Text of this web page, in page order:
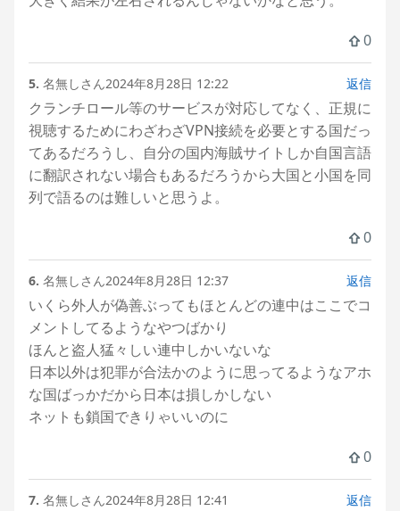
0
5. 名無しさん2024年8月28日 12:22 返信
クランチロール等のサービスが対応してなく、正規に
視聴するためにわざわざVPN接続を必要とする国だっ
てあるだろうし、自分の国内海賊サイトしか自国言語
に翻訳されない場合もあるだろうから大国と小国を同
列で語るのは難しいと思うよ。
0
6. 名無しさん2024年8月28日 12:37 返信
いくら外人が偽善ぶってもほとんどの連中はここでコ
メントしてるようなやつばかり
ほんと盗人猛々しい連中しかいないな
日本以外は犯罪が合法かのように思ってるようなアホ
な国ばっかだから日本は損しかしない
ネットも鎖国できりゃいいのに
0
7. 名無しさん2024年8月28日 12:41 返信